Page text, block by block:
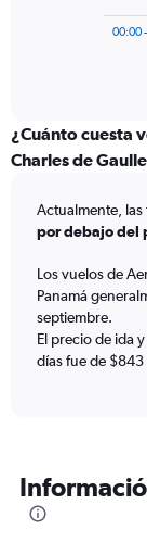
categories.
Range:
The
chart
1
Y
axis
displaying
Number
18.
00:00
¿Cuánto cuesta
Charles de
Actualmente, las
por debajo del
Los vuelos de
Panamá
septiembre.
El precio de ida
días fue de $843